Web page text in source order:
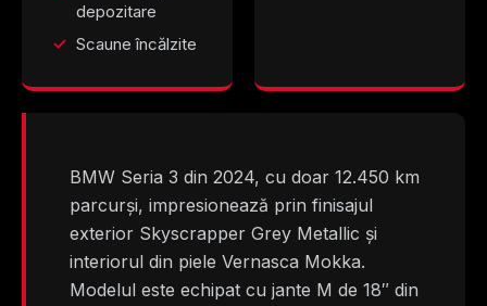
depozitare
Scaune încălzite
BMW Seria 3 din 2024, cu doar 12.450 km
parcurși, impresionează prin finisajul
exterior Skyscrapper Grey Metallic și
interiorul din piele Vernasca Mokka.
Modelul este echipat cu jante M de 18″ din